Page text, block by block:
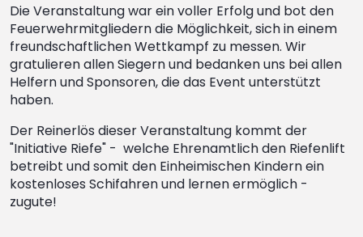
Die Veranstaltung war ein voller Erfolg und bot den
Feuerwehrmitgliedern die Möglichkeit, sich in einem
freundschaftlichen Wettkampf zu messen. Wir
gratulieren allen Siegern und bedanken uns bei allen
Helfern und Sponsoren, die das Event unterstützt
haben.
Der Reinerlös dieser Veranstaltung kommt der
"Initiative Riefe" - welche Ehrenamtlich den Riefenlift
betreibt und somit den Einheimischen Kindern ein
kostenloses Schifahren und lernen ermöglich -
zugute!